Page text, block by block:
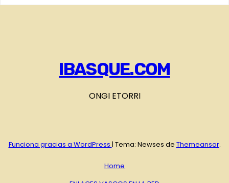
IBASQUE.COM
ONGI ETORRI
Funciona gracias a WordPress | Tema: Newses de Themeansar.
Home